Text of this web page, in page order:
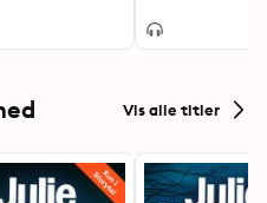
Vis alle titler